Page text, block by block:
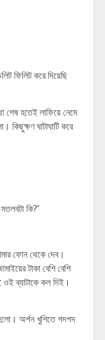
ফিলিট করে দিয়েছি
শেষ হতেই লাফিয়ে নেমে
কিছুক্ষণ ঘাটাঘাটি করে
কি?’
ফোন থেকে দেব।
টাকা বেশি বেশি
ব্যাটাকে কল দিই।
অর্পন খুশিতে গদগদ